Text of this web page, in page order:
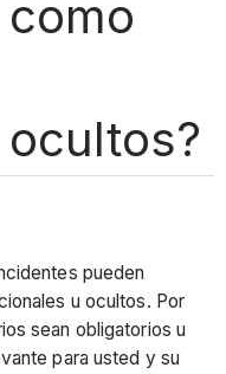
pueden
u ocultos. Por
sean obligatorios u
para usted y su